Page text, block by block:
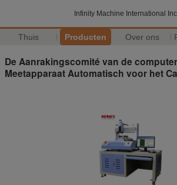
Infinity Machine International
Thuis Producten Over ons
De Aanrakingscomité van de
Meetapparaat Automatisch voor het